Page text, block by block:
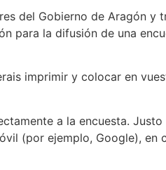
del Gobierno de Aragón y
para la difusión de una
imprimir y colocar en
a la encuesta. Justo
(por ejemplo, Google), en